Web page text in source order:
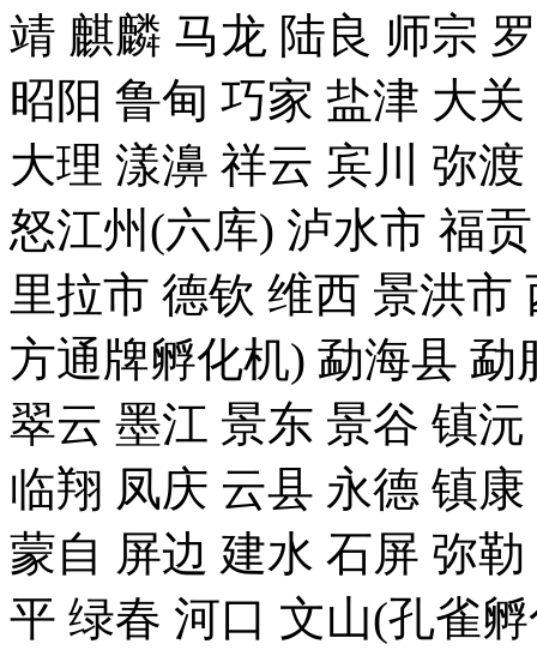
靖 麒麟 马龙 陆良 师宗
昭阳 鲁甸 巧家 盐津 大
大理 漾濞 祥云 宾川 弥
怒江州(六库) 泸水市 福
里拉市 德钦 维西 景洪
方通牌孵化机) 勐海县
翠云 墨江 景东 景谷 镇
临翔 凤庆 云县 永德 镇
蒙自 屏边 建水 石屏 弥
平 绿春 河口 文山(孔雀